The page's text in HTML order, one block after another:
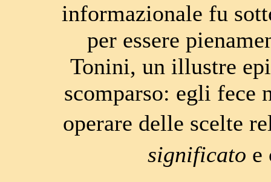
informazionale fu
per essere
Tonini, un illustre
scomparso: egli fece
operare delle scelte
significato e